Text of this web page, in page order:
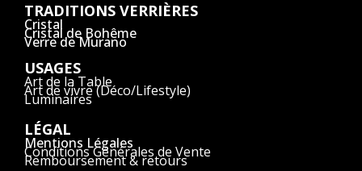
TRADITIONS VERRIÈRES
Cristal
Cristal de Bohême
Verre de Murano
USAGES
Art de la Table
Art de vivre (Déco/Lifestyle)
Luminaires
LÉGAL
Mentions Légales
Conditions Générales de Vente
Remboursement & retours